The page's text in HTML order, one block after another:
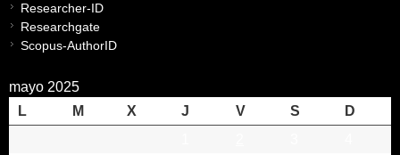
Researcher-ID
Researchgate
Scopus-AuthorID
mayo 2025
L
M X J V S
D